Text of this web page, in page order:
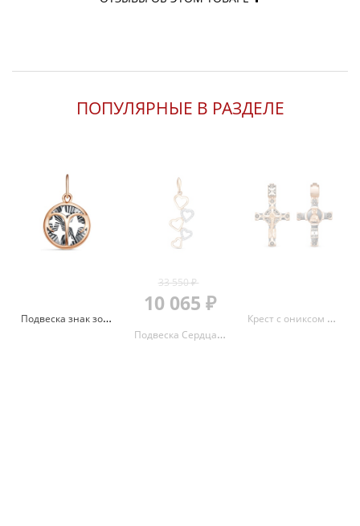
ПОПУЛЯРНЫЕ В РАЗДЕЛЕ
Подвеска знак зодиака Овен с алмазной гранью из красного золота 585 с родированием 3705710 1 2овен
33 550 ₽
10 065 ₽
Подвеска Сердца с фианитами из красного золота 585 3463207 1 1 1
Крест с ониксом и эмалью из красного золота 585 080043